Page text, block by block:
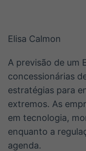
Soluções de
e Conteúdos
Elisa Calmon
A previsão de um
concessionárias
estratégias para
extremos. As
em tecnologia,
enquanto a
agenda.